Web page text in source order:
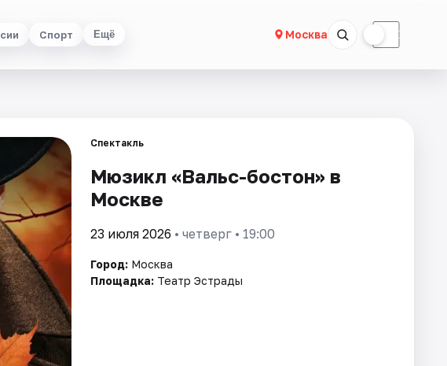
Спорт Ещё Москва ☾
Спектакль
Мюзикл «Вальс-бостон» в
Москве
23 июля 2026 • четверг • 19:00
Город: Москва
Площадка: Театр Эстрады